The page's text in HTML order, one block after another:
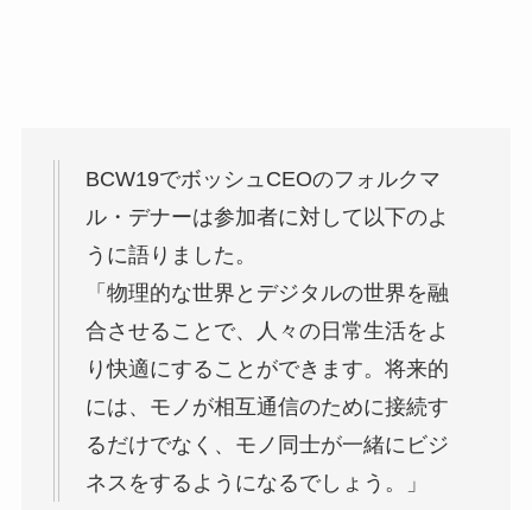
BCW19でボッシュCEOのフォルクマ
ル・デナーは参加者に対して以下のよ
うに語りました。
「物理的な世界とデジタルの世界を融
合させることで、人々の日常生活をよ
り快適にすることができます。将来的
には、モノが相互通信のために接続す
るだけでなく、モノ同士が一緒にビジ
ネスをするようになるでしょう。」